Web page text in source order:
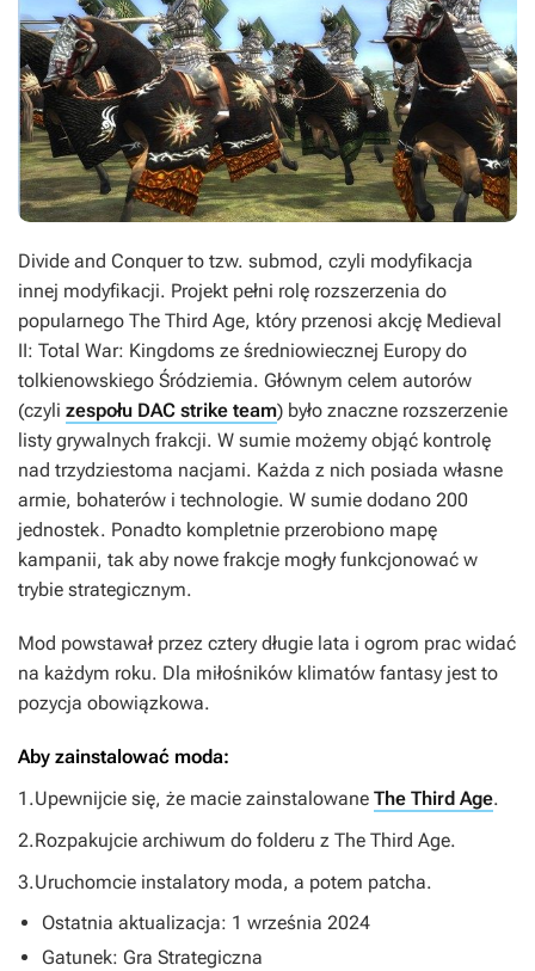
Divide and Conquerto tzw. submod, czyli modyfikacja
innej modyfikacji. Projekt pełni rolę rozszerzenia do
popularnego The Third Age, który przenosi akcję Medieval
II: Total War: Kingdoms ze średniowiecznej Europy do
tolkienowskiego Śródziemia. Głównym celem autorów
(czyli zespołu DAC strike team) było znaczne rozszerzenie
listy grywalnych frakcji. W sumie możemy objąć kontrolę
nad trzydziestoma nacjami. Każda z nich posiada własne
armie, bohaterów i technologie. W sumie dodano 200
jednostek. Ponadto kompletnie przerobiono mapę
kampanii, tak aby nowe frakcje mogły funkcjonować w
trybie strategicznym.
Mod powstawał przez cztery długie lata i ogrom prac widać
na każdym roku. Dla miłośników klimatów fantasy jest to
pozycja obowiązkowa.
Aby zainstalować moda:
1.Upewnijcie się, że macie zainstalowane The Third Age.
2.Rozpakujcie archiwum do folderu z The Third Age.
3.Uruchomcie instalatory moda, a potem patcha.
Ostatnia aktualizacja: 1 września 2024
Gatunek: Gra Strategiczna